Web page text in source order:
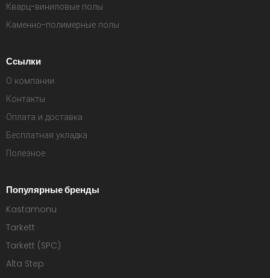
Кварц-виниловые полы
Каменно-полимерные полы
Ссылки
О компании
Контакты
Оплата и доставка
Бесплатная укладка
Полезное
Популярные бренды
Kastamonu
Tarkett
Tarkett (SPC)
Alta Step